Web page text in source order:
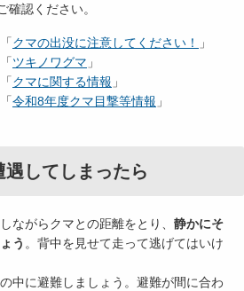
確認ください。
クマの出没に注意してください！
」
ツキノワグマ 」
クマに関する情報 」
令和8年度クマ目撃等情報 」
遇してしまったら
しながらクマとの距離をとり、 静かにそ
う 。背中を見せて走って逃げてはいけ
中に避難しましょう。避難が間に合わ